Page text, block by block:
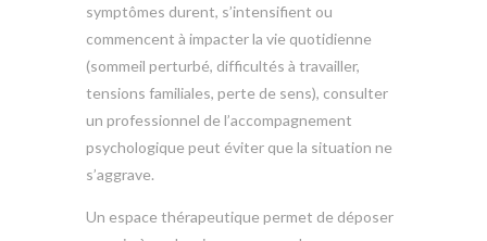
symptômes durent, s’intensifient ou
commencent à impacter la vie quotidienne
(sommeil perturbé, difficultés à travailler,
tensions familiales, perte de sens), consulter
un professionnel de l’accompagnement
psychologique peut éviter que la situation ne
s’aggrave.
Un espace thérapeutique permet de déposer